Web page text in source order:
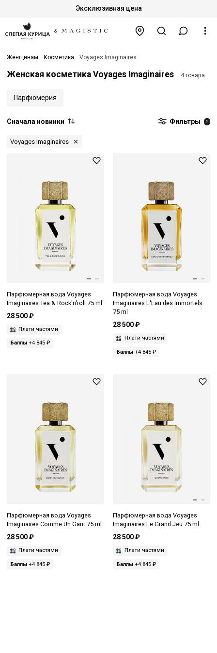
Эксклюзивная цена
Женщинам Косметика Voyages Imaginaires
Женская косметика Voyages Imaginaires 4 товара
Парфюмерия
Сначала новинки Фильтры 1
Voyages Imaginaires
Парфюмерная вода Voyages
Imaginaires Tea & Rock'n'roll 75 ml
28 500 ₽
Плати частями
Баллы +4 845 ₽
Парфюмерная вода Voyages
Imaginaires L'Eau des Immortels
75 ml
28 500 ₽
Плати частями
Баллы+4 845 ₽
Парфюмерная вода Voyages
Imaginaires Comme Un Gant 75 ml
28 500 ₽
Плати частями
Баллы +4 845 ₽
Парфюмерная вода Voyages
Imaginaires Le Grand Jeu 75 ml
28 500 ₽
Плати частями
Баллы+4 845 ₽